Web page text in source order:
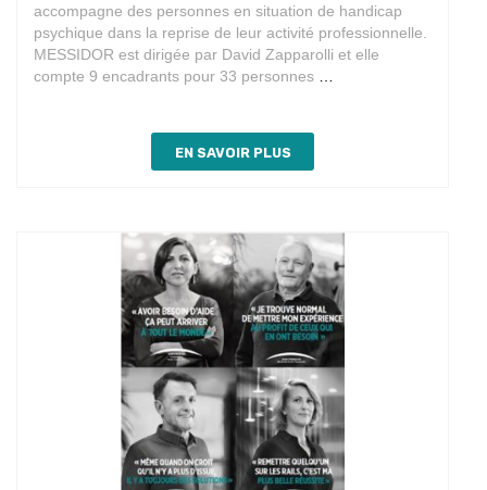
accompagne des personnes en situation de handicap
psychique dans la reprise de leur activité professionnelle.
MESSIDOR est dirigée par David Zapparolli et elle
compte 9 encadrants pour 33 personnes
EN SAVOIR PLUS